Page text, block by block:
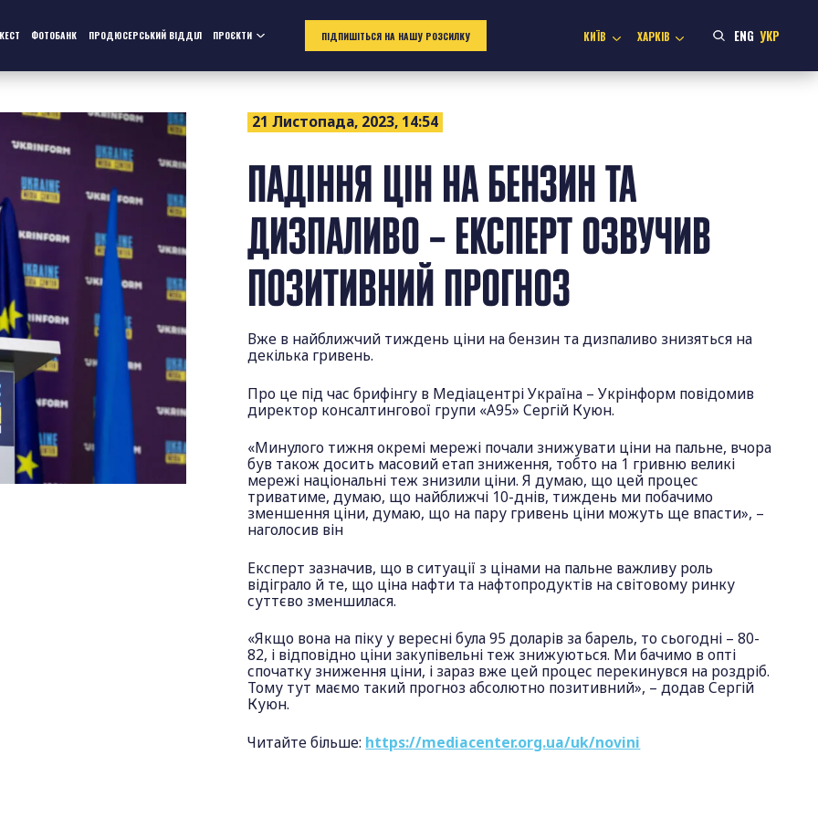
ФОТОБАНК ПРОДЮСЕРСЬКИЙ ВІДДІЛ ПРОЄКТИ ПІДПИШІТЬСЯ НА НАШУ РОЗСИЛКУ КИЇВ ХАРКІВ ENG УКР
21 Листопада, 2023, 14:54
ПАДІННЯ ЦІН НА БЕНЗИН ТА
ДИЗПАЛИВО – ЕКСПЕРТ ОЗВУЧИВ
ПОЗИТИВНИЙ ПРОГНОЗ
Вже в найближчий тиждень ціни на бензин та дизпаливо знизяться на
декілька гривень.
Про це під час брифінгу в Медіацентрі Україна – Укрінформ повідомив
директор консалтингової групи «А95» Сергій Куюн.
«Минулого тижня окремі мережі почали знижувати ціни на пальне, вчора
був також досить масовий етап зниження, тобто на 1 гривню великі
мережі національні теж знизили ціни. Я думаю, що цей процес
триватиме, думаю, що найближчі 10-днів, тиждень ми побачимо
зменшення ціни, думаю, що на пару гривень ціни можуть ще впасти», –
наголосив він
Експерт зазначив, що в ситуації з цінами на пальне важливу роль
відіграло й те, що ціна нафти та нафтопродуктів на світовому ринку
суттєво зменшилася.
«Якщо вона на піку у вересні була 95 доларів за барель, то сьогодні – 80-
82, і відповідно ціни закупівельні теж знижуються. Ми бачимо в опті
спочатку зниження ціни, і зараз вже цей процес перекинувся на роздріб.
Тому тут маємо такий прогноз абсолютно позитивний», – додав Сергій
Куюн.
Читайте більше: https://mediacenter.org.ua/uk/novini